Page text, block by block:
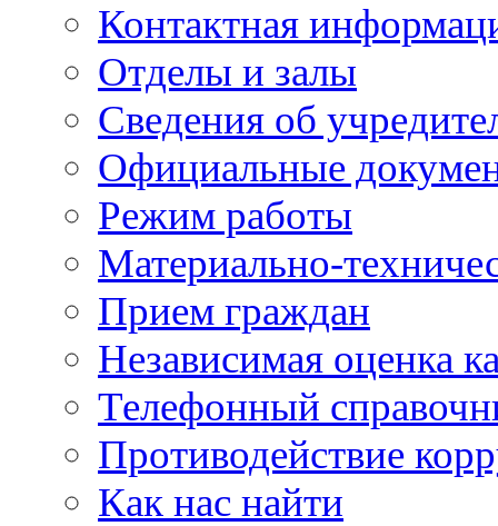
Контактная
Отделы и залы
Сведения об
Официальные
Режим работы
Материально-
Прием граждан
Независимая оценка
Телефонный
Противодействие
Как нас найти